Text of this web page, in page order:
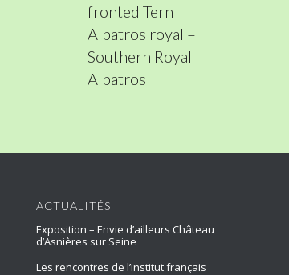
fronted Tern
Albatros royal –
Southern Royal
Albatros
ACTUALITÉS
Exposition – Envie d’ailleurs Château
d’Asnières sur Seine
Les rencontres de l’institut français